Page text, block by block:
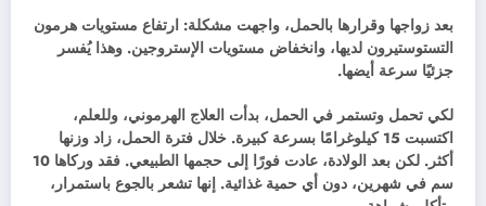
بعد زواجها وقرارها بالحمل، واجهت مشكلة: ارتفاع مستويات هرمون
التستوستيرون لديها، وانخفاض مستويات الإستروجين. وهذا يُفسر
جزئيًا سرعة أيضها.
لكي تحمل وتستمر في الحمل، بدأت العلاج الهرموني، وللعلم،
اكتسبت 15 كيلوغرامًا بسرعة كبيرة. خلال فترة الحمل، زاد وزنها
أكثر. لكن بعد الولادة، عادت فورًا إلى حجمها الطبيعي. فقد وركاها 10
سم في شهرين، دون أي حمية غذائية. إنها تشعر بالجوع باستمرار،